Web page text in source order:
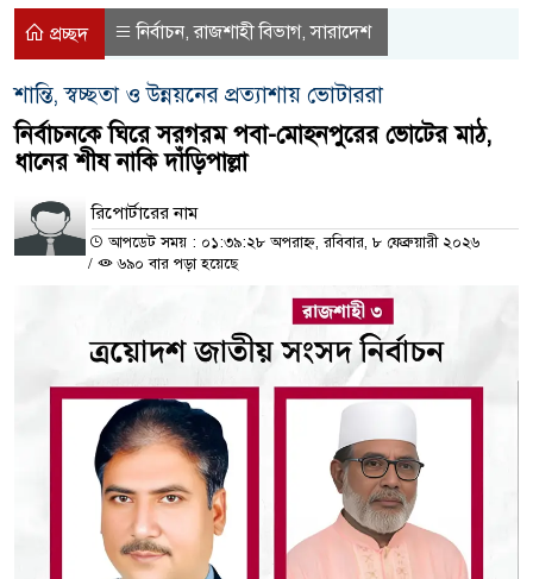
প্রচ্ছদ নির্বাচন,রাজশাহী বিভাগ,সারাদেশ
শান্তি, স্বচ্ছতা ও উন্নয়নের প্রত্যাশায় ভোটাররা
নির্বাচনকে ঘিরে সরগরম পবা-মোহনপুরের ভোটের মাঠ,
ধানের শীষ নাকি দাঁড়িপাল্লা
রিপোর্টারের নাম
আপডেট সময় : ০১:৩৯:২৮ অপরাহ্ন, রবিবার, ৮ ফেব্রুয়ারী ২০২৬
/
৬৯০ বার পড়া হয়েছে